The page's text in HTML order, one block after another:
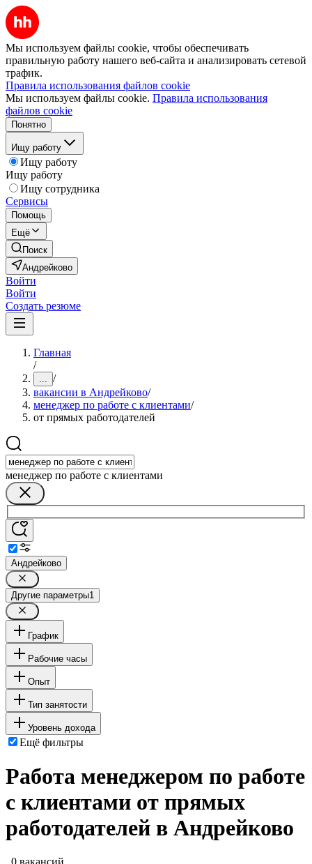
Мы используем файлы cookie, чтобы обеспечивать
правильную работу нашего веб-сайта и анализировать сетевой
трафик.
Правила использования файлов cookie
Мы используем файлы cookie. Правила использования
файлов cookie
Понятно
Ищу работу
Ищу работу
Ищу работу
Ищу сотрудника
Сервисы
Помощь
Ещё
Поиск
Андрейково
Войти
Войти
Создать резюме
Главная
/
... /
вакансии в Андрейково/
менеджер по работе с клиентами/
от прямых работодателей
менеджер по работе с клиентами
Андрейково
Другие параметры1
График
Рабочие часы
Опыт
Тип занятости
Уровень дохода
Ещё фильтры
Работа менеджером по работе
с клиентами от прямых
работодателей в Андрейково